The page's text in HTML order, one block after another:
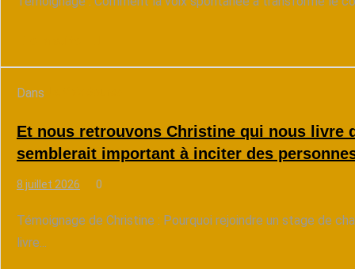
Dans
Et nous retrouvons Christine qui nous livre
semblerait important à inciter des
8 juillet 2026 0
Témoignage de Christine : Pourquoi rejoindre un stage de
livre...